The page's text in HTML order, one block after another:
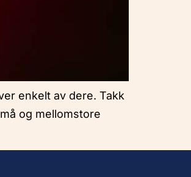
enkelt av dere. Takk
og mellomstore